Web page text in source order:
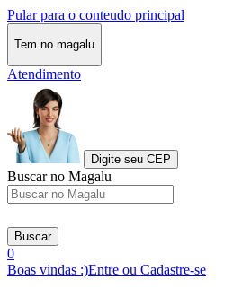
Pular para o conteudo principal
Tem no magalu
Atendimento
Digite seu CEP
Buscar no Magalu
Buscar
0
Boas vindas :)Entre ou Cadastre-se